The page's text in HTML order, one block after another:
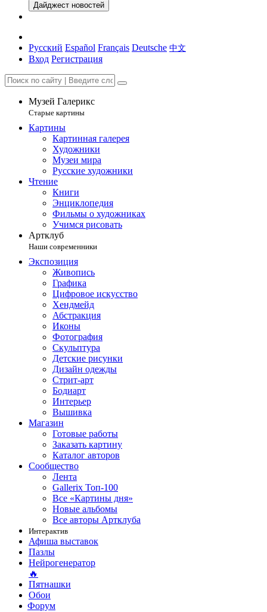
Дайджест новостей
Русский Español Français Deutsche 中文
Вход Регистрация
Музей Галерикс
Старые картины
Картины
Картинная галерея
Художники
Музеи мира
Русские художники
Чтение
Книги
Энциклопедия
Фильмы о художниках
Учимся рисовать
Артклуб
Наши современники
Экспозиция
Живопись
Графика
Цифровое искусство
Хендмейд
Абстракция
Иконы
Фотография
Скульптура
Детские рисунки
Дизайн одежды
Стрит-арт
Бодиарт
Интерьер
Вышивка
Магазин
Готовые работы
Заказать картину
Каталог авторов
Сообщество
Лента
Gallerix Топ-100
Все «Картины дня»
Новые альбомы
Все авторы Артклуба
Интерактив
Афиша выставок
Пазлы
Нейрогенератор
🔥
Пятнашки
Обои
Форум